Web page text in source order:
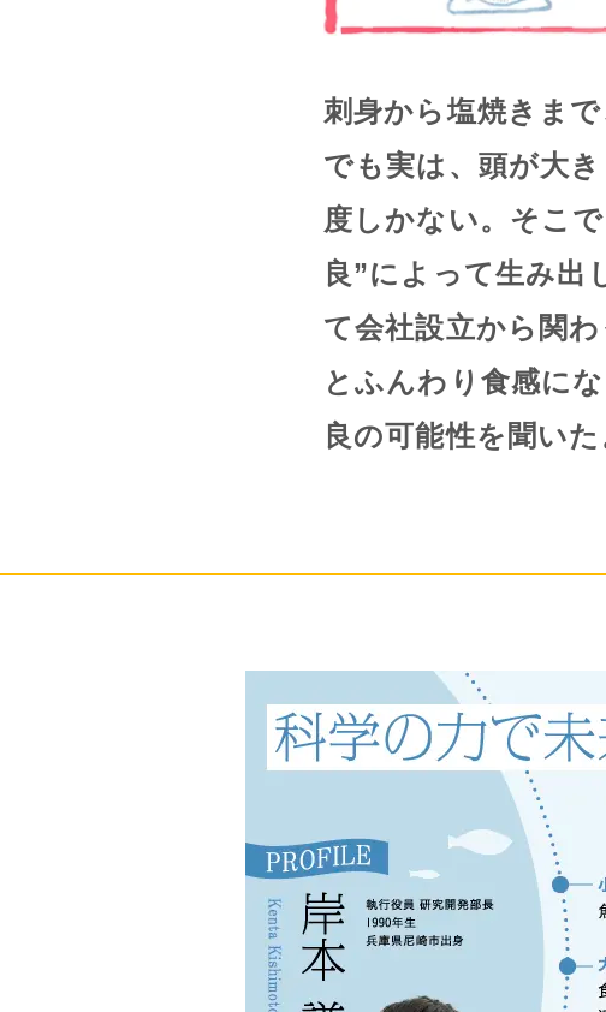
刺身から塩焼きま
でも実は、頭が大
度しかない。そこ
良”によって生み出
て会社設立から関
とふんわり食感に
良の可能性を聞いた